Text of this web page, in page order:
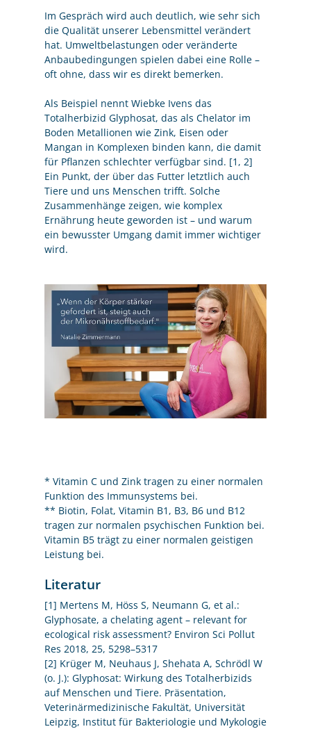
Im Gespräch wird auch deutlich, wie sehr sich
die Qualität unserer Lebensmittel verändert
hat. Umweltbelastungen oder veränderte
Anbaubedingungen spielen dabei eine Rolle –
oft ohne, dass wir es direkt bemerken.
Als Beispiel nennt Wiebke Ivens das
Totalherbizid Glyphosat, das als Chelator im
Boden Metallionen wie Zink, Eisen oder
Mangan in Komplexen binden kann, die damit
für Pflanzen schlechter verfügbar sind. [1, 2]
Ein Punkt, der über das Futter letztlich auch
Tiere und uns Menschen trifft. Solche
Zusammenhänge zeigen, wie komplex
Ernährung heute geworden ist – und warum
ein bewusster Umgang damit immer wichtiger
wird.
* Vitamin C und Zink tragen zu einer normalen
Funktion des Immunsystems bei.
** Biotin, Folat, Vitamin B1, B3, B6 und B12
tragen zur normalen psychischen Funktion bei.
Vitamin B5 trägt zu einer normalen geistigen
Leistung bei.
Literatur
[1] Mertens M, Höss S, Neumann G, et al.:
Glyphosate, a chelating agent – relevant for
ecological risk assessment? Environ Sci Pollut
Res 2018, 25, 5298–5317
[2] Krüger M, Neuhaus J, Shehata A, Schrödl W
(o. J.): Glyphosat: Wirkung des Totalherbizids
auf Menschen und Tiere. Präsentation,
Veterinärmedizinische Fakultät, Universität
Leipzig, Institut für Bakteriologie und Mykologie